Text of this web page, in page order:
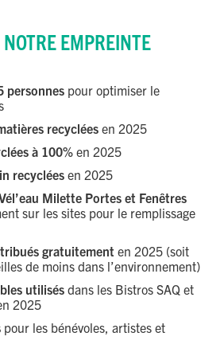
don >
NOS CAPSULES COMMENT
UN ÉCOFESTIVALIER >
EMPREINTE
personnes pour optimiser le
recyclées en 2025
à 100% en 2025
recyclées en 2025
Milette Portes et Fenêtres
sur les sites pour le remplissage
gratuitement en 2025 (soit
de moins dans l’environnement)
utilisés dans les Bistros SAQ et
2025
pour les bénévoles, artistes et